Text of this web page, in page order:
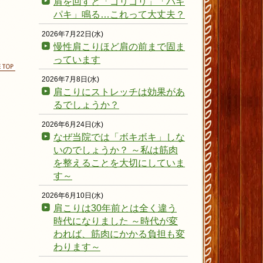
ページの先頭に戻る
パキ」鳴る…これって大丈夫？
2026年7月22日(水)
慢性肩こりほど肩の前まで固ま
っています
2026年7月8日(水)
肩こりにストレッチは効果があ
るでしょうか？
2026年6月24日(水)
なぜ当院では「ボキボキ」しな
いのでしょうか？ ～私は筋肉
を整えることを大切にしていま
す～
2026年6月10日(水)
肩こりは30年前とは全く違う
時代になりました ～時代が変
われば、筋肉にかかる負担も変
わります～